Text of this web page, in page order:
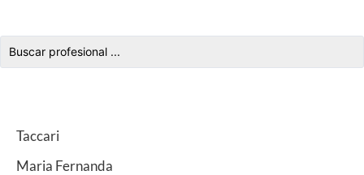
Taccari
Maria Fernanda